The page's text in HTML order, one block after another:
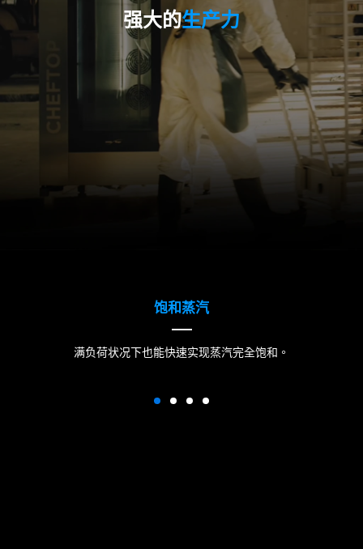
强大的生产力
饱和蒸汽
满负荷状况下也能快速实现蒸汽完全饱和。